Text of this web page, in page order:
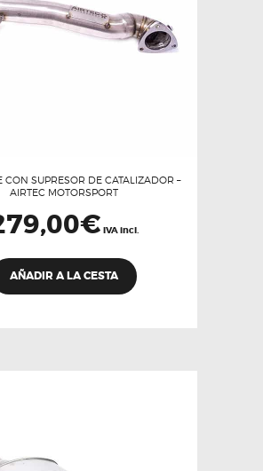
CON SUPRESOR DE CATALIZADOR –
AIRTEC MOTORSPORT
€ IVA incl.
AÑADIR A LA CESTA